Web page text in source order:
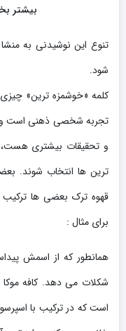
بیشتر
تنوع این نوشیدنی به
شود.
کلمه «خوشمزه ترین»
تجربه شخصی ذهنی است و
و تحقیقات بیشتری هست،
ترین ها انتخاب شوند.
قهوه ترک بعضی ها ترکیب
برای مثال :
همانطور که از اسمش
شکلات می دهد. کافه
است که در ترکیب با